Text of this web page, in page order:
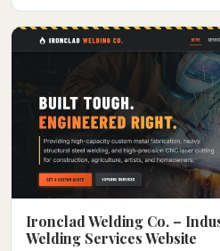
Ironclad Welding Co. –
Welding Services Website